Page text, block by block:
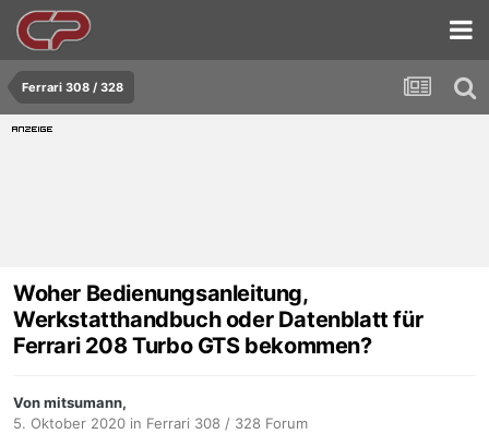
Ferrari 308 / 328
Woher Bedienungsanleitung,
Werkstatthandbuch oder Datenblatt für
Ferrari 208 Turbo GTS bekommen?
Von mitsumann,
5. Oktober 2020 in Ferrari 308 / 328 Forum